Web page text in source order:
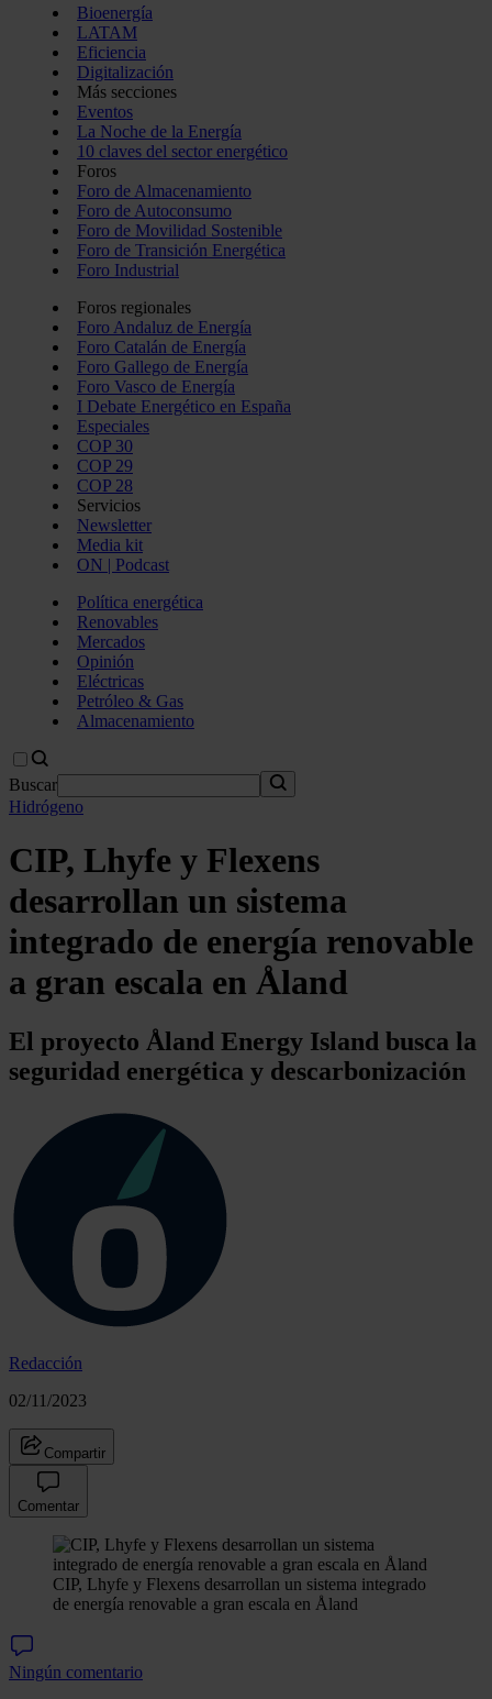
Bioenergía
LATAM
Eficiencia
Digitalización
Más secciones
Eventos
La Noche de la Energía
10 claves del sector energético
Foros
Foro de Almacenamiento
Foro de Autoconsumo
Foro de Movilidad Sostenible
Foro de Transición Energética
Foro Industrial
Foros regionales
Foro Andaluz de Energía
Foro Catalán de Energía
Foro Gallego de Energía
Foro Vasco de Energía
I Debate Energético en España
Especiales
COP 30
COP 29
COP 28
Servicios
Newsletter
Media kit
ON | Podcast
Política energética
Renovables
Mercados
Opinión
Eléctricas
Petróleo & Gas
Almacenamiento
Buscar
Hidrógeno
CIP, Lhyfe y Flexens
desarrollan un sistema
integrado de energía renovable
a gran escala en Åland
El proyecto Åland Energy Island busca la
seguridad energética y descarbonización
Redacción
02/11/2023
Compartir
Comentar
CIP, Lhyfe y Flexens desarrollan un sistema integrado
de energía renovable a gran escala en Åland
Ningún comentario